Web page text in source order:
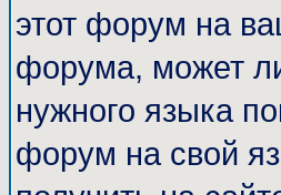
этот форум на
форума, может
нужного языка
форум на свой